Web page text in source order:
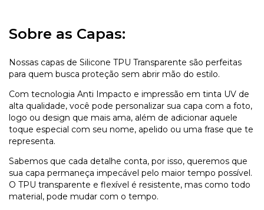
Sobre as Capas:
Nossas capas de Silicone TPU Transparente são perfeitas
para quem busca proteção sem abrir mão do estilo.
Com tecnologia Anti Impacto e impressão em tinta UV de
alta qualidade, você pode personalizar sua capa com a foto,
logo ou design que mais ama, além de adicionar aquele
toque especial com seu nome, apelido ou uma frase que te
representa.
Sabemos que cada detalhe conta, por isso, queremos que
sua capa permaneça impecável pelo maior tempo possível.
O TPU transparente e flexível é resistente, mas como todo
material, pode mudar com o tempo.